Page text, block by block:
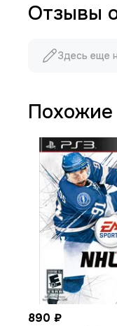
Отзывы
Здесь еще
890 ₽